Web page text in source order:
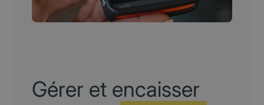
Gérer et encaisser